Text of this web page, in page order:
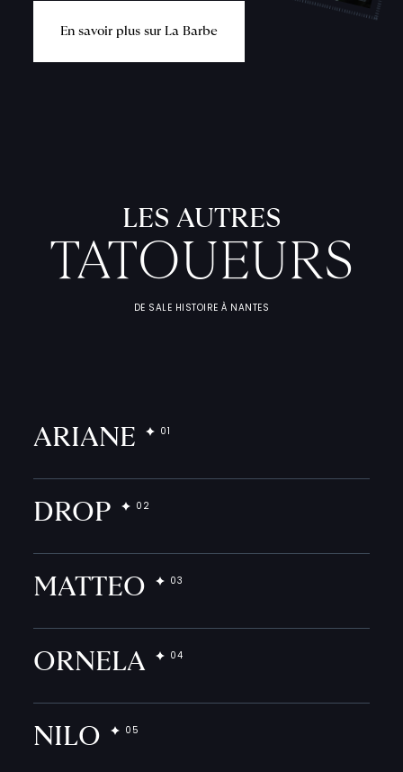
En savoir plus sur La Barbe
LES AUTRES
TATOUEURS
DE SALE HISTOIRE À NANTES
ARIANE
DROP
MATTEO
ORNELA
NILO